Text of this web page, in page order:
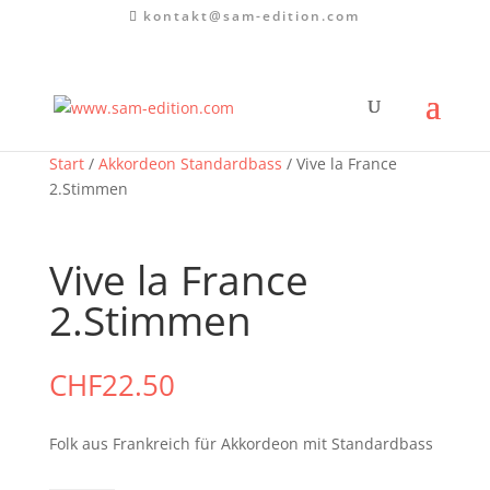
kontakt@sam-edition.com
Start/ Akkordeon Standardbass / Vive la France
2.Stimmen
Vive la France
2.Stimmen
CHF22.50
Folk aus Frankreich für Akkordeon mit Standardbass